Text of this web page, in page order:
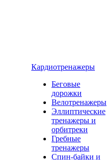
Кардиотренажеры
Беговые
дорожки
Велотренажеры
Эллиптические
тренажеры и
орбитреки
Гребные
тренажеры
Спин-байки и